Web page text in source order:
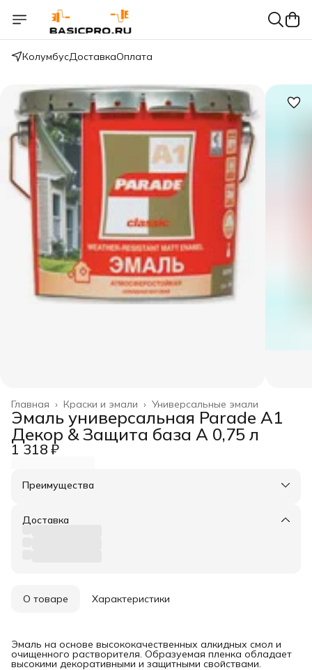
КолумбусДоставкаОплата
Универсальные эмали
Краски и эмали ›
Главная ›
Эмаль универсальная Parade A1
Декор & Защита база А 0,75 л
1 318 ₽
Преимущества
Оплата частями в Сплит
Удобный возврат
Доставка
О товаре Характеристики
Эмаль на основе высококачественных алкидных смол и
очищенного растворителя. Образуемая пленка обладает
высокими декоративными и защитными свойствами.